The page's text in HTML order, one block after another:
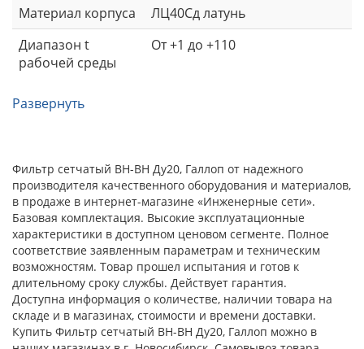
Материал корпуса
ЛЦ40Сд латунь
Диапазон t
рабочей среды
От +1 до +110
Развернуть
Фильтр сетчатый ВН-ВН Ду20, Галлоп от надежного
производителя качественного оборудования и материалов,
в продаже в интернет-магазине «Инженерные сети».
Базовая комплектация. Высокие эксплуатационные
характеристики в доступном ценовом сегменте. Полное
соответствие заявленным параметрам и техническим
возможностям. Товар прошел испытания и готов к
длительному сроку службы. Действует гарантия.
Доступна информация о количестве, наличии товара на
складе и в магазинах, стоимости и времени доставки.
Купить Фильтр сетчатый ВН-ВН Ду20, Галлоп можно в